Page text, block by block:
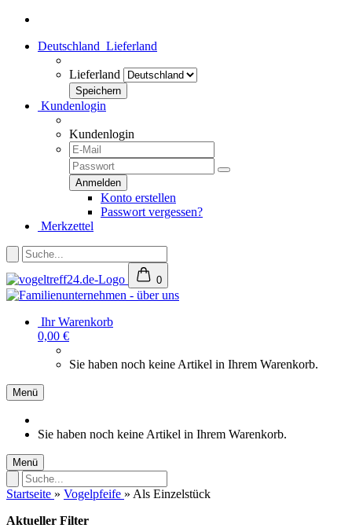
Deutschland Lieferland
Lieferland
Kundenlogin
Kundenlogin
Konto erstellen
Passwort vergessen?
Merkzettel
0
Ihr Warenkorb
0,00 €
Sie haben noch keine Artikel in Ihrem Warenkorb.
Menü
Sie haben noch keine Artikel in Ihrem Warenkorb.
Menü
Startseite » Vogelpfeife » Als Einzelstück
Aktueller Filter